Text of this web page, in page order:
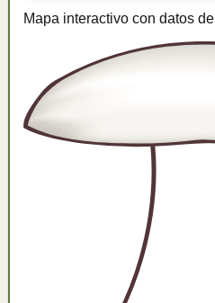
Mapa interactivo con datos de